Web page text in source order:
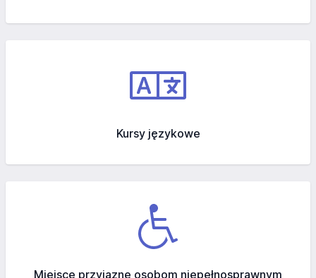
Kursy językowe
Miejsce przyjazne osobom niepełnosprawnym